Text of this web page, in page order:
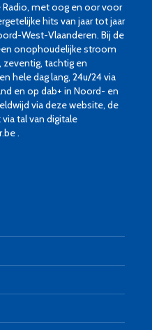
Radio, met oog en oor voor
hits van jaar tot jaar
West-Vlaanderen. Bij de
onophoudelijke stroom
zeventig, tachtig en
hele dag lang, 24u/24 via
en op dab+ in Noord- en
via deze website, de
via tal van digitale
.